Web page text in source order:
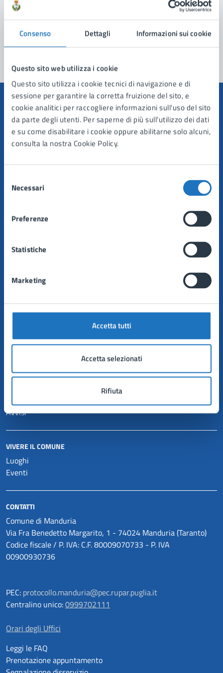
Consenso Dettagli Informazioni sui cookie
Questo sito web utilizza i cookie
Questo sito utilizza i cookie tecnici di navigazione e di
sessione per garantire la corretta fruizione del sito, e
cookie analitici per raccogliere informazioni sull'uso del sito
da parte degli utenti. Per saperne di più sull'utilizzo dei dati
e su come disabilitare i cookie oppure abilitarne solo alcuni,
consulta la nostra Cookie Policy.
delNecessari
Preferenze
Statistiche
Marketing
Accetta tutti
Accetta selezionati
Rifiuta
Comune di Manduria
Organi di governo
Enti e fondazioni
Personale amministrativo
Documenti e dati
Autorizzazioni
Mobilità e trasporti
Avvisi
VIVERE IL COMUNE
Luoghi
Eventi
CONTATTI
Comune di Manduria
Via Fra Benedetto Margarito, 1 - 74024 Manduria (Taranto)
Codice fiscale / P. IVA: C.F. 80009070733 - P. IVA
00900930736
PEC: protocollo.manduria@pec.rupar.puglia.it
Centralino unico:0999702111
Orari degli Uffici
Leggi le FAQ
Prenotazione appuntamento